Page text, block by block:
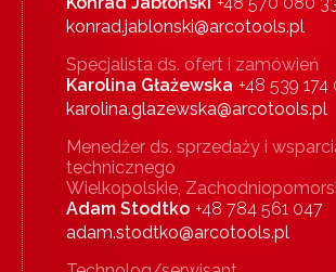
konrad.jablonski@arcotools.pl
Specjalista ds. ofert i zamówień
Karolina Głażewska +48 539 174
karolina.glazewska@arcotools.pl
Menedżer ds. sprzedaży i
technicznego
Wielkopolskie,
Adam Stodtko +48 784 561 047
adam.stodtko@arcotools.pl